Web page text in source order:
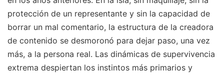
protección de un representante y sin la capacidad de
borrar un mal comentario, la estructura de la creadora
de contenido se desmoronó para dejar paso, una vez
más, a la persona real. Las dinámicas de supervivencia
extrema despiertan los instintos más primarios y